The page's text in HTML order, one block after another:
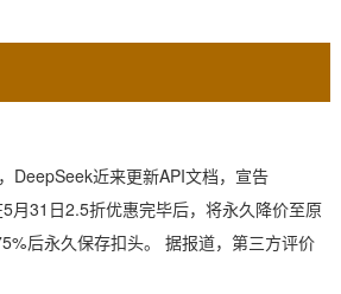
近来更新API文档，宣告
月31日2.5折优惠完毕后，将永久降价至原
后永久保存扣头。 据报道，第三方评价